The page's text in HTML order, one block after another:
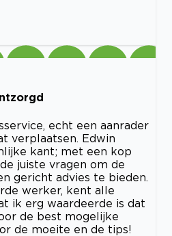
echt een aanrader
verplaatsen. Edwin
kant; met een kop
juiste vragen om de
gericht advies te bieden.
werker, kent alle
ik erg waardeerde is dat
de best mogelijke
de moeite en de tips!